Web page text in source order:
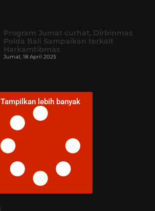
Program Jumat curhat, Dirbinmas
Polda Bali Sampaikan terkait
Harkamtibmas
Jumat, 18 April 2025
Tampilkan lebih banyak